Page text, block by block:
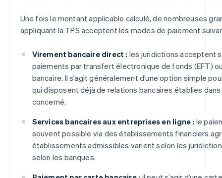
Une fois le montant applicable calculé, de nombreuses
appliquant la TPS acceptent les modes de paiement
Virement bancaire direct : les juridictions acceptent
paiements par transfert électronique de fonds (EFT)
bancaire. Il s’agit généralement d’une option simple
qui disposent déjà de relations bancaires établies
concerné.
Services bancaires aux entreprises en ligne : le
souvent possible via des établissements financiers
établissements admissibles varient selon les
selon les banques.